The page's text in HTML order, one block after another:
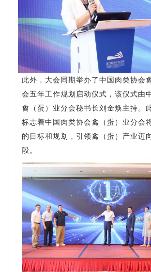
此外，大会同期举办了中国肉类协会
会五年工作规划启动仪式，该仪式由
禽（蛋）业分会秘书长刘金焕主持。
标志着中国肉类协会禽（蛋）业分会
的目标和规划，引领禽（蛋）产业迈
段。